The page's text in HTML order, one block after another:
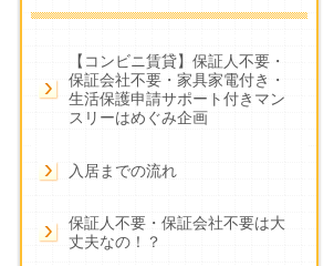
【コンビニ賃貸】保証人不要・
保証会社不要・家具家電付き・
生活保護申請サポート付きマン
スリーはめぐみ企画
入居までの流れ
保証人不要・保証会社不要は大
丈夫なの！？